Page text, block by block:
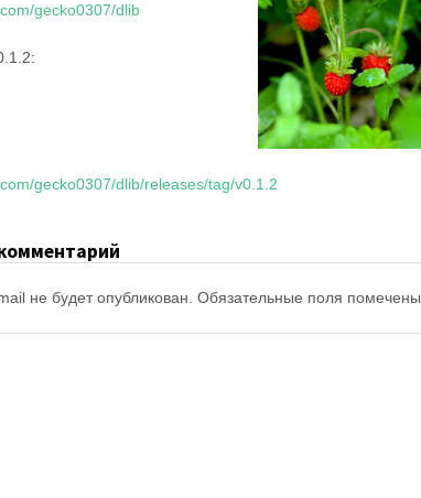
gecko0307/dlib
gecko0307/dlib/releases/tag/v0.1.2
не будет опубликован. Обязательные поля помечены